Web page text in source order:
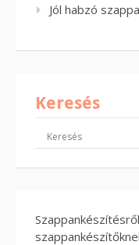
Jól habzó
Keresés